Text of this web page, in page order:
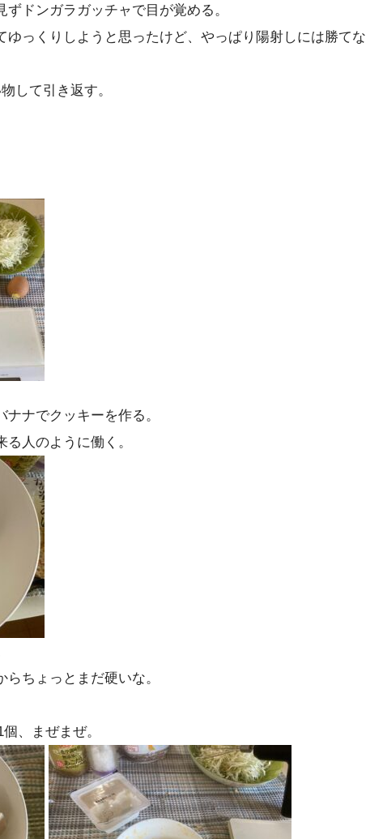
ドンガラガッチャで目が覚める。
ゆっくりしようと思ったけど、やっぱり陽射しには勝てな
して引き返す。
ナでクッキーを作る。
人のように働く。
ちょっとまだ硬いな。
、まぜまぜ。